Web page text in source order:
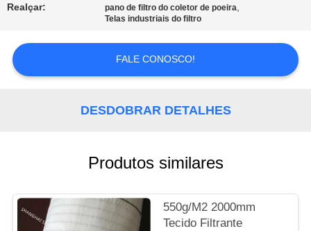
PEÇA
CITAÇÕES
PRIVACY
POLICY
Realçar: pano de filtro do coletor de poeira,
Telas industriais do filtro
FALE CONOSCO!
DESDOBRAR DETALHES
Produtos similares
550g/M2 2000mm
Tecido Filtrante